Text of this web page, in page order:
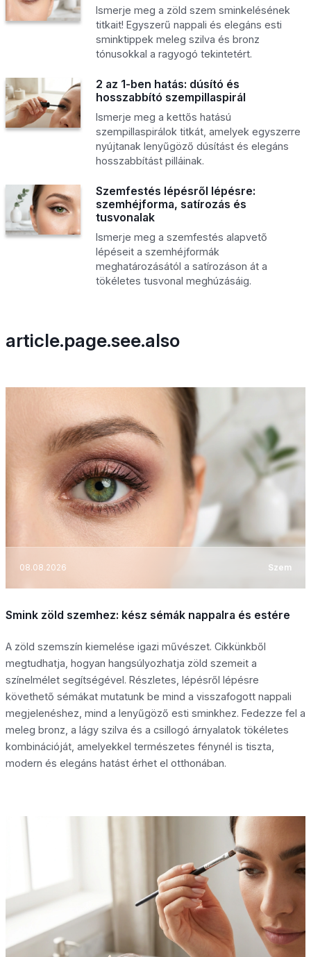
Ismerje meg a zöld szem sminkelésének
titkait! Egyszerű nappali és elegáns esti
sminktippek meleg szilva és bronz
tónusokkal a ragyogó tekintetért.
2 az 1-ben hatás: dúsító és
hosszabbító szempillaspirál
Ismerje meg a kettős hatású
szempillaspirálok titkát, amelyek egyszerre
nyújtanak lenyűgöző dúsítást és elegáns
hosszabbítást pilláinak.
Szemfestés lépésről lépésre:
szemhéjforma, satírozás és
tusvonalak
Ismerje meg a szemfestés alapvető
lépéseit a szemhéjformák
meghatározásától a satírozáson át a
tökéletes tusvonal meghúzásáig.
article.page.see.also
08.08.2026 Szem
Smink zöld szemhez: kész sémák nappalra és estére
A zöld szemszín kiemelése igazi művészet. Cikkünkből
megtudhatja, hogyan hangsúlyozhatja zöld szemeit a
színelmélet segítségével. Részletes, lépésről lépésre
követhető sémákat mutatunk be mind a visszafogott nappali
megjelenéshez, mind a lenyűgöző esti sminkhez. Fedezze fel a
meleg bronz, a lágy szilva és a csillogó árnyalatok tökéletes
kombinációját, amelyekkel természetes fénynél is tiszta,
modern és elegáns hatást érhet el otthonában.